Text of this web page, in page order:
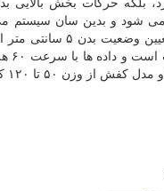
بلکه حرکات بخش بالایی
ترکیب می شود و بدین سان